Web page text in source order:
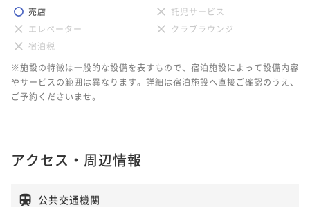
売店
託児サービス
エレベーター
クラブラウンジ
宿泊税
※施設の特徴は一般的な設備を表すもので、宿泊施設によって設備内容
やサービスの範囲は異なります。詳細は宿泊施設へ直接ご確認のうえ、
ご予約くださいませ。
アクセス・周辺情報
公共交通機関